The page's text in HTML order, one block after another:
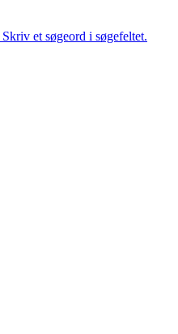
Skriv et søgeord i søgefeltet.